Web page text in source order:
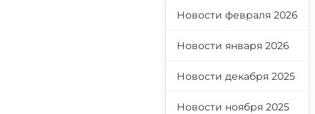
Новости февраля 2026
Новости января 2026
Новости декабря 2025
Новости ноября 2025